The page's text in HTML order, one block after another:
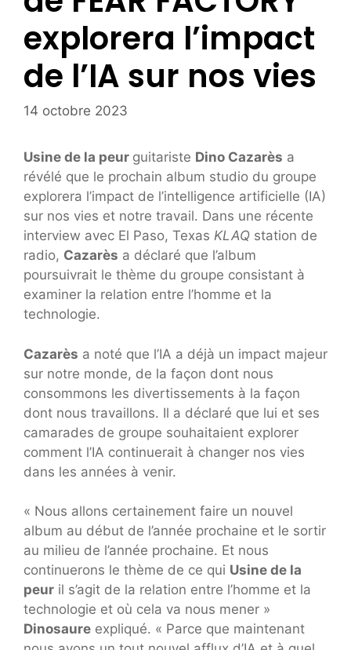
explorera l’impact
de l’IA sur nos vies
14 octobre 2023
Usine de la peur guitariste Dino Cazarès a
révélé que le prochain album studio du groupe
explorera l’impact de l’intelligence artificielle (IA)
sur nos vies et notre travail. Dans une récente
interview avec El Paso, Texas KLAQ station de
radio, Cazarès a déclaré que l’album
poursuivrait le thème du groupe consistant à
examiner la relation entre l’homme et la
technologie.
Cazarès a noté que l’IA a déjà un impact majeur
sur notre monde, de la façon dont nous
consommons les divertissements à la façon
dont nous travaillons. Il a déclaré que lui et ses
camarades de groupe souhaitaient explorer
comment l’IA continuerait à changer nos vies
dans les années à venir.
« Nous allons certainement faire un nouvel
album au début de l’année prochaine et le sortir
au milieu de l’année prochaine. Et nous
continuerons le thème de ce qui Usine de la
peur il s’agit de la relation entre l’homme et la
technologie et où cela va nous mener »
Dinosaure expliqué. « Parce que maintenant